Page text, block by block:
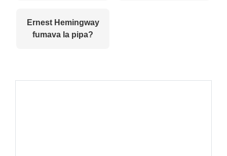
Ernest Hemingway
fumava la pipa?